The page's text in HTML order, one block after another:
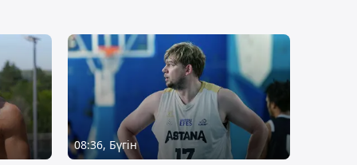
08:36, Бүгін